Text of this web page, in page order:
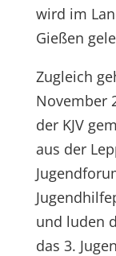
wird im
Gießen
Zugleich
November
der KJV
aus der
und luden
das 3.